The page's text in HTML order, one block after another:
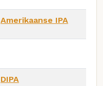
Amerikaanse IPA
DIPA